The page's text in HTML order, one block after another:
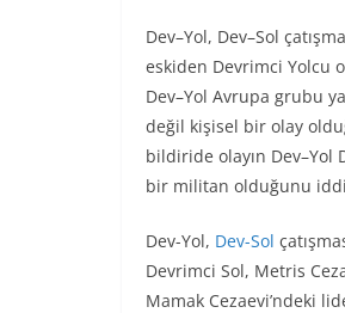
Dev–Yol, Dev–Sol
eskiden Devrimci Yolcu
Dev–Yol Avrupa grubu
değil kişisel bir olay
bildiride olayın Dev–Yol
bir militan olduğunu
Dev-Yol, Dev-Sol
Devrimci Sol, Metris
Mamak Cezaevi’ndeki